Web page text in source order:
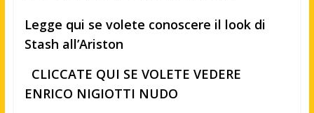
Legge qui se volete conoscere il look di
Stash all’Ariston
CLICCATE QUI SE VOLETE VEDERE
ENRICO NIGIOTTI NUDO